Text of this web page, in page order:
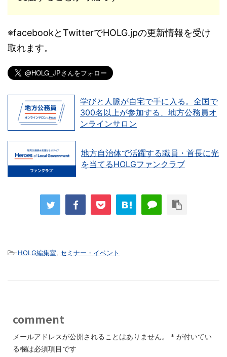
※facebookとTwitterでHOLG.jpの更新情報を受け
取れます。
学びと人脈が自宅で手に入る。全国で
300名以上が参加する、地方公務員オ
ンラインサロン
地方自治体で活躍する職員・首長に光
を当てるHOLGファンクラブ
-HOLG編集室, セミナー・イベント
comment
メールアドレスが公開されることはありません。 * が付いてい
る欄は必須項目です